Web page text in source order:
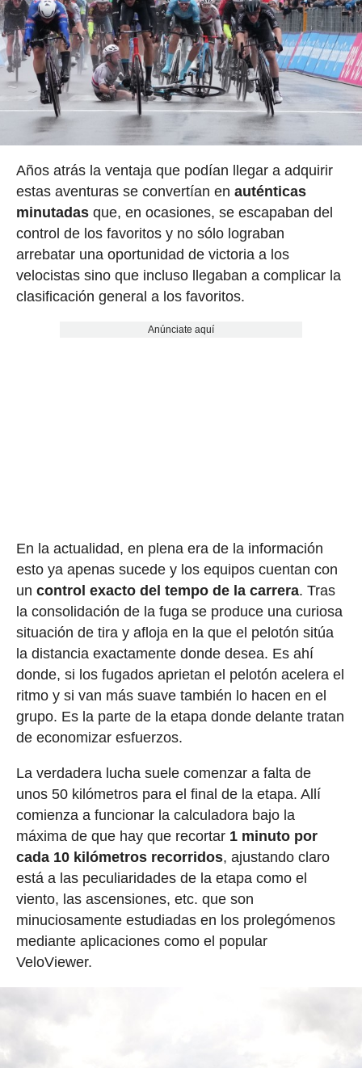
Años atrás la ventaja que podían llegar a adquirir
estas aventuras se convertían en auténticas
minutadasque, en ocasiones, se escapaban del
control de los favoritos y no sólo lograban
arrebatar una oportunidad de victoria a los
velocistas sino que incluso llegaban a complicar la
clasificación general a los favoritos.
Anúnciate aquí
En la actualidad, en plena era de la información
esto ya apenas sucede y los equipos cuentan con
un control exacto del tempo de la carrera. Tras
la consolidación de la fuga se produce una curiosa
situación de tira y afloja en la que el pelotón sitúa
la distancia exactamente donde desea. Es ahí
donde, si los fugados aprietan el pelotón acelera el
ritmo y si van más suave también lo hacen en el
grupo. Es la parte de la etapa donde delante tratan
de economizar esfuerzos.
La verdadera lucha suele comenzar a falta de
unos 50 kilómetros para el final de la etapa. Allí
comienza a funcionar la calculadora bajo la
máxima de que hay que recortar1 minuto por
cada 10 kilómetros recorridos, ajustando claro
está a las peculiaridades de la etapa como el
viento, las ascensiones, etc. que son
minuciosamente estudiadas en los prolegómenos
mediante aplicaciones como el popular
VeloViewer.